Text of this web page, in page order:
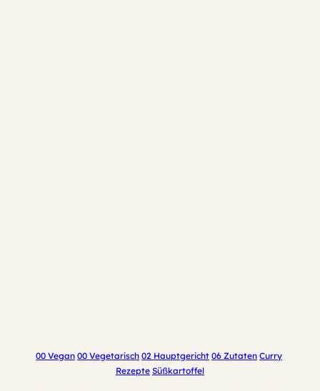
00 Vegan 00 Vegetarisch 02 Hauptgericht 06 Zutaten Curry
Rezepte Süßkartoffel